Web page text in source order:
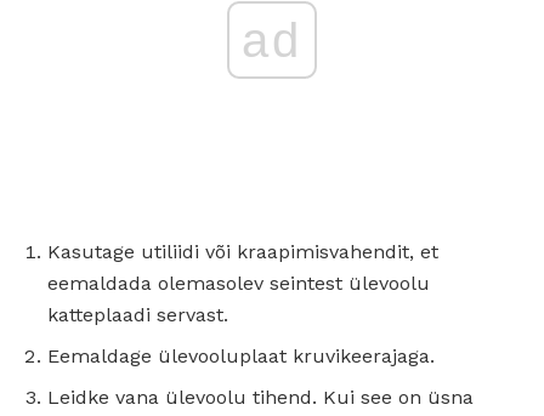
ad
Kasutage utiliidi või kraapimisvahendit, et
eemaldada olemasolev seintest ülevoolu
katteplaadi servast.
Eemaldage ülevooluplaat kruvikeerajaga.
Leidke vana ülevoolu tihend. Kui see on üsna